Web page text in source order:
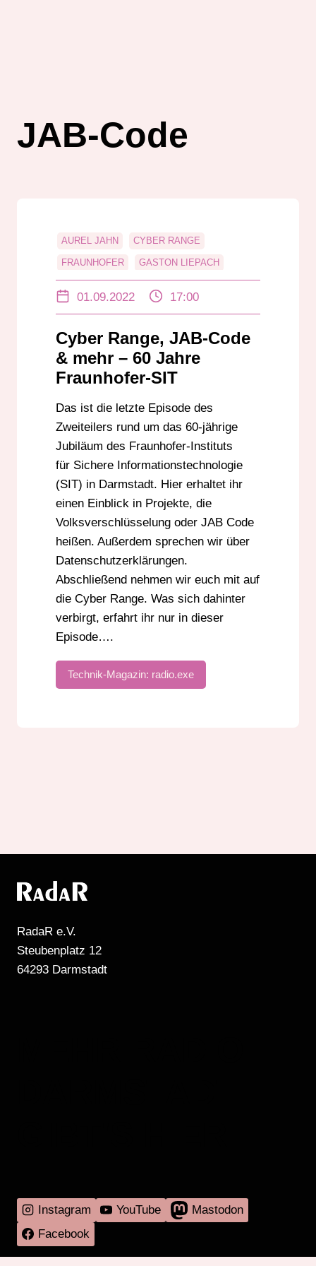
JAB-Code
AUREL JAHN CYBER RANGE
FRAUNHOFER GASTON LIEPACH
LEON EBERSMANN
01.09.2022 17:00
Cyber Range, JAB-Code
& mehr – 60 Jahre
Fraunhofer-SIT
Das ist die letzte Episode des
Zweiteilers rund um das 60-jährige
Jubiläum des Fraunhofer-Instituts
für Sichere Informationstechnologie
(SIT) in Darmstadt. Hier erhaltet ihr
einen Einblick in Projekte, die
Volksverschlüsselung oder JAB Code
heißen. Außerdem sprechen wir über
Datenschutzerklärungen.
Abschließend nehmen wir euch mit auf
die Cyber Range. Was sich dahinter
verbirgt, erfahrt ihr nur in dieser
Episode….
Technik-Magazin: radio.exe
RadaR e.V.
Steubenplatz 12
64293 Darmstadt
Instagram YouTube
Mastodon
Facebook